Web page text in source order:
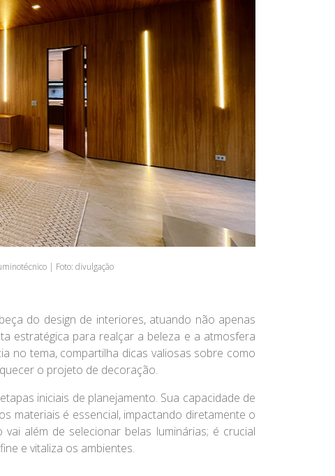
| Foto: divulgação
do design de interiores, atuando não apenas
estratégica para realçar a beleza e a atmosfera
no tema, compartilha dicas valiosas sobre como
o projeto de decoração.
iniciais de planejamento. Sua capacidade de
materiais é essencial, impactando diretamente o
além de selecionar belas luminárias; é crucial
e vitaliza os ambientes.